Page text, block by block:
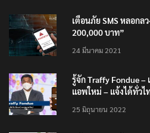
เตือนภัย SMS หลอกล
200,000 บาท”
24 มีนาคม 2021
รู้จัก Traffy Fondue –
แอพใหม่ – แจ้งได้ทั่วไ
25 มิถุนายน 2022